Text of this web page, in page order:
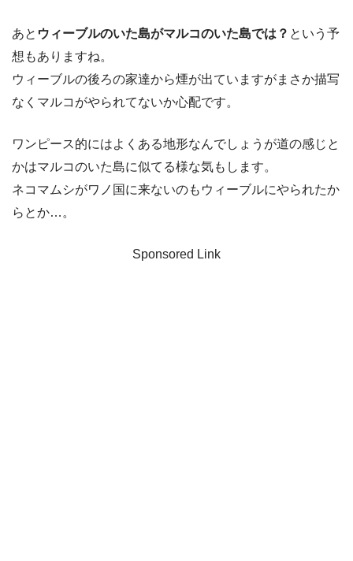
あと ウィーブルのいた島がマルコのいた島では？ という予
想もありますね。
ウィーブルの後ろの家達から煙が出ていますがまさか描写
なくマルコがやられてないか心配です。
ワンピース的にはよくある地形なんでしょうが道の感じと
かはマルコのいた島に似てる様な気もします。
ネコマムシがワノ国に来ないのもウィーブルにやられたか
らとか…。
Sponsored Link